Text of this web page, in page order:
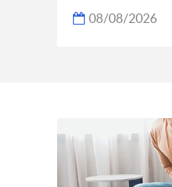
08/08/2026